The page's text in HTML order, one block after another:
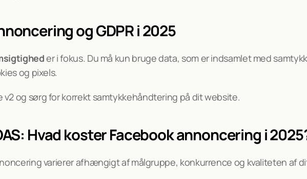
og GDPR i 2025
er i fokus. Du må kun bruge data, som er indsamlet med
og pixels.
og sørg for korrekt samtykkehåndtering på dit website.
Hvad koster Facebook annoncering i
varierer afhængigt af målgruppe, konkurrence og kvaliteten af